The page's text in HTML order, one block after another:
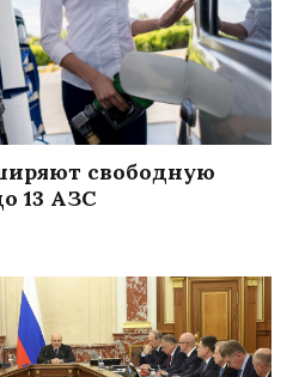
свободную
13 АЗС